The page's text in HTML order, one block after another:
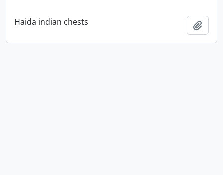
Haida indian chests